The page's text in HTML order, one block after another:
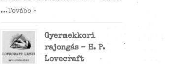
…Tovább »
Gyermekkori
rajongás – H. P.
Lovecraft